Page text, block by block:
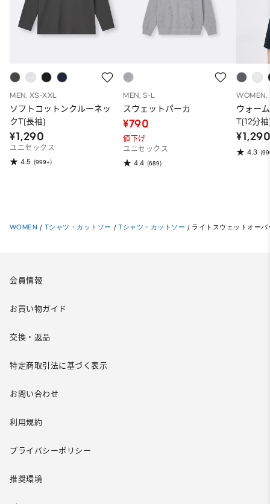
MEN, XS-XXL
ソフトコットンクルーネッ
クT(長袖)
¥1,290
ユニセックス
4.5 (999+)
MEN, S-L
スウェットパーカ
¥790
値下げ
ユニセックス
4.4 (689)
WOMEN,
ウォー
T(12分
4.3
WOMEN / Tシャツ・カットソー / Tシャツ・カットソー / ライトスウェットオー
会員情報
お買い物ガイド
交換・返品
特定商取引法に基づく表示
お問い合わせ
利用規約
プライバシーポリシー
推奨環境